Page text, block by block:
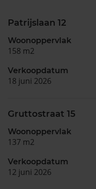
Patrijslaan 12
Woonoppervlak
158 m2
Verkoopdatum
18 juni 2026
Gruttostraat 15
Woonoppervlak
137 m2
Verkoopdatum
12 juni 2026